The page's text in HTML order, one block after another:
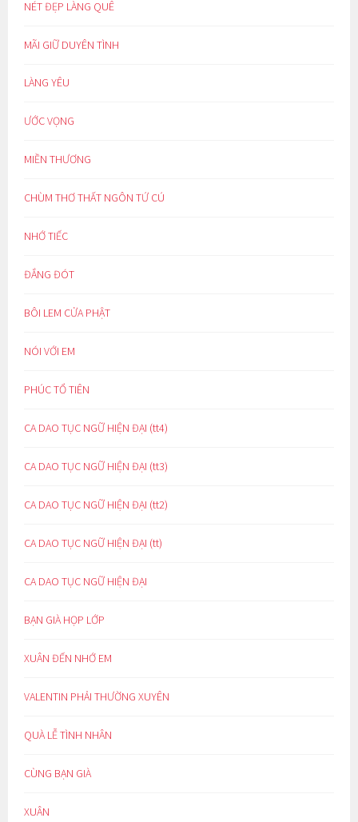
NÉT ĐẸP LÀNG QUÊ
MÃI GIỮ DUYÊN TÌNH
LÀNG YÊU
ƯỚC VỌNG
MIỀN THƯƠNG
CHÙM THƠ THẤT NGÔN TỨ CÚ
NHỚ TIẾC
ĐẮNG ĐÓT
BÔI LEM CỬA PHẬT
NÓI VỚI EM
PHÚC TỔ TIÊN
CA DAO TỤC NGỮ HIỆN ĐẠI (tt4)
CA DAO TỤC NGỮ HIỆN ĐẠI (tt3)
CA DAO TỤC NGỮ HIỆN ĐẠI (tt2)
CA DAO TỤC NGỮ HIỆN ĐẠI (tt)
CA DAO TỤC NGỮ HIỆN ĐẠI
BẠN GIÀ HỌP LỚP
XUÂN ĐẾN NHỚ EM
VALENTIN PHẢI THƯỜNG XUYÊN
QUÀ LỄ TÌNH NHÂN
CÙNG BẠN GIÀ
XUÂN